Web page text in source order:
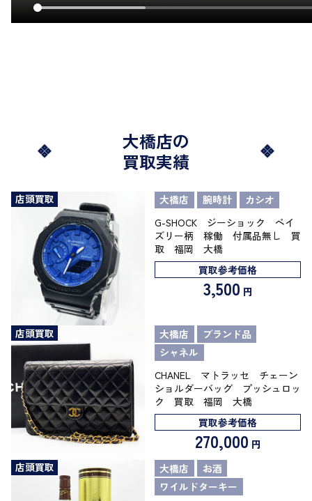
大橋店の
買取実績
店頭買取 大橋店 腕時計
カシオ
G-SHOCK ジーショック ペイ
ズリー柄 稼働 付属品無し 買
取 福岡 大橋
買取参考価格
3,500 円
店頭買取 大橋店
ブランド品
シャネル
CHANEL マトラッセ チェーン
ショルダーバッグ プッシュロッ
ク 買取 福岡 大橋
買取参考価格
270,000 円
店頭買取
大橋店
お酒
ワイルドターキー